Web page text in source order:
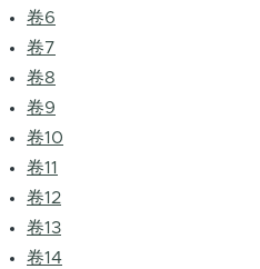
卷6
卷7
卷8
卷9
卷10
卷11
卷12
卷13
卷14